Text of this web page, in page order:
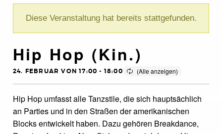
Diese Veranstaltung hat bereits stattgefunden.
Hip Hop (Kin.)
24. FEBRUAR VON 17:00 - 18:00
Hip Hop umfasst alle Tanzstile, die sich hauptsächlich
an Parties und in den Straßen der amerikanischen
Blocks entwickelt haben. Dazu gehören Breakdance,